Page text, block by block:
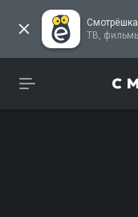
Смотрёшка